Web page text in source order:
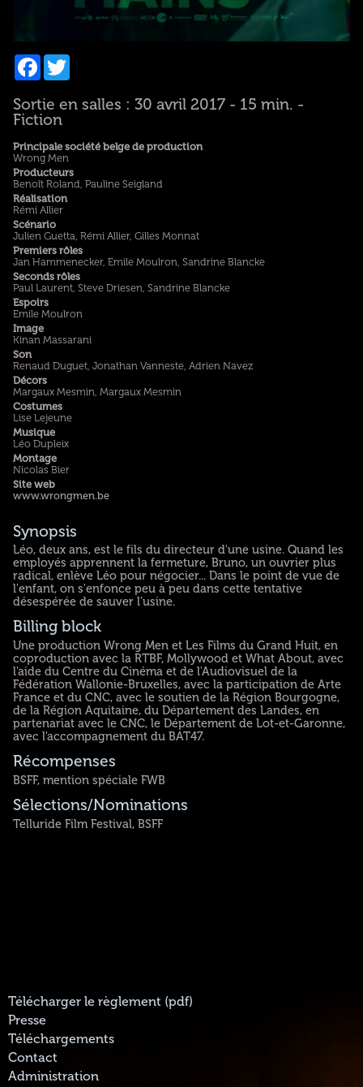
Facebook
Twitter
Sortie en salles : 30 avril 2017 - 15 min. -
Fiction
Principale société belge de production
Wrong Men
Producteurs
Benoît Roland, Pauline Seigland
Réalisation
Rémi Allier
Scénario
Julien Guetta, Rémi Allier, Gilles Monnat
Premiers rôles
Jan Hammenecker, Emile Moulron, Sandrine Blancke
Seconds rôles
Paul Laurent, Steve Driesen, Sandrine Blancke
Espoirs
Emile Moulron
Image
Kinan Massarani
Son
Renaud Duguet, Jonathan Vanneste, Adrien Navez
Décors
Margaux Mesmin, Margaux Mesmin
Costumes
Lise Lejeune
Musique
Léo Dupleix
Montage
Nicolas Bier
Site web
www.wrongmen.be
Synopsis
Léo, deux ans, est le fils du directeur d'une usine. Quand les
employés apprennent la fermeture, Bruno, un ouvrier plus
radical, enlève Léo pour négocier... Dans le point de vue de
l'enfant, on s'enfonce peu à peu dans cette tentative
désespérée de sauver l'usine.
Billing block
Une production Wrong Men et Les Films du Grand Huit, en
coproduction avec la RTBF, Mollywood et What About, avec
l'aide du Centre du Cinéma et de l'Audiovisuel de la
Fédération Wallonie-Bruxelles, avec la participation de Arte
France et du CNC, avec le soutien de la Région Bourgogne,
de la Région Aquitaine, du Département des Landes, en
partenariat avec le CNC, le Département de Lot-et-Garonne,
avec l'accompagnement du BAT47.
Récompenses
BSFF, mention spéciale FWB
Sélections/Nominations
Telluride Film Festival, BSFF
Télécharger le règlement (pdf)
Presse
Téléchargements
Contact
Administration